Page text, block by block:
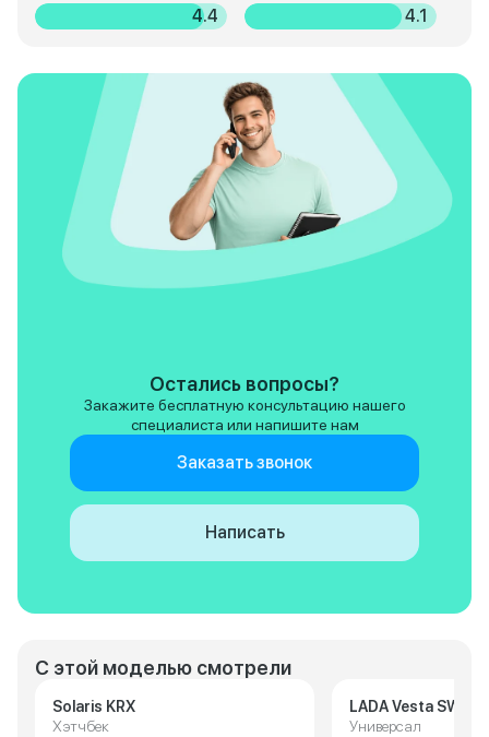
4.4 4.1
С этой моделью смотрели
Solaris KRX
Хэтчбек
LADA Vesta SW
Универсал
Остались вопросы?
Закажите бесплатную консультацию нашего
специалиста или напишите нам
Заказать звонок
Написать